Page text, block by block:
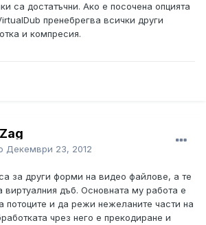
са достатъчни. Ако е посочена опцията
пренебрегва всички други
и компресия.
Декември 23, 2012
за други форми на видео файлове, а те
виртуалния дъб. Основната му работа е
потоците и да режи нежеланите части на
чрез него е прекодиране и